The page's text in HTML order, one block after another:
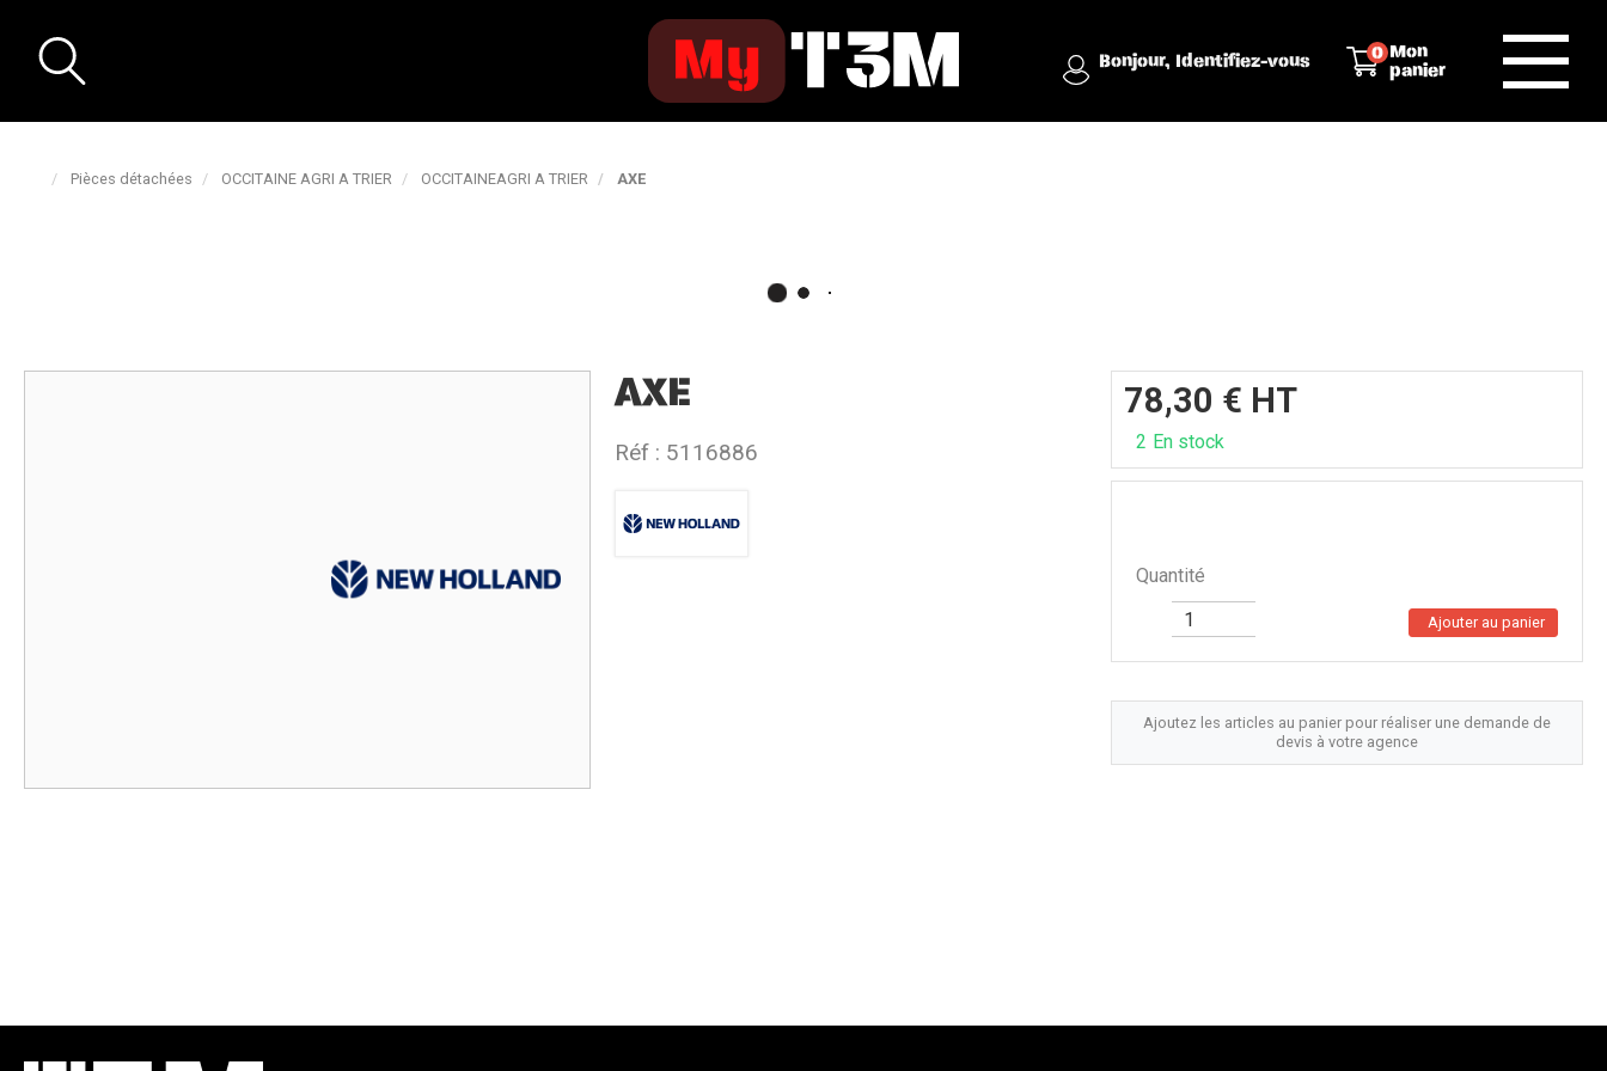
Bonjour, Identifiez-vous
Mon
panier
0
Pièces détachées OCCITAINE AGRI A TRIER OCCITAINEAGRI A TRIER AXE
AXE
Réf : 5116886
Ajoutez les articles au panier pour réaliser une demande de
devis à votre agence
78,30 € HT
2 En stock
Quantité
Ajouter au panier